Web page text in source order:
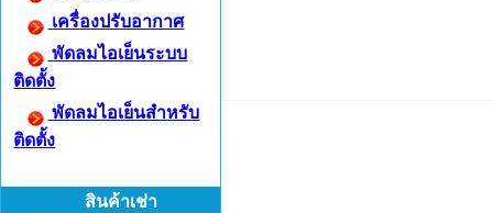
เครื่องปรับอากาศ
พัดลมไอเย็นระบบ
ติดตั้ง
พัดลมไอเย็นสำหรับ
ติดตั้ง
สินค้าเช่า